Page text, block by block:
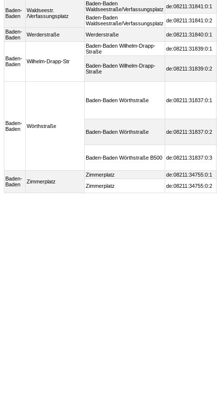
Baden-
Baden
Waldseestr.
/Verfassungsplatz
Baden-Baden
Waldseestraße/Verfassungsplatz de:08211:31841:0:1
Baden-Baden
Waldseestraße/Verfassungsplatz de:08211:31841:0:2
Baden-
Baden
Werderstraße Werderstraße de:08211:31840:0:1
Baden-
Baden
Wilhelm-Drapp-Str
Baden-Baden Wilhelm-Drapp-
Straße
de:08211:31839:0:1
Baden-Baden Wilhelm-Drapp-
Straße
de:08211:31839:0:2
Baden-
Baden
Wörthstraße
Baden-Baden Wörthstraße de:08211:31837:0:1
Baden-Baden Wörthstraße de:08211:31837:0:2
Baden-Baden Wörthstraße B500 de:08211:31837:0:3
Baden-
Baden
Zimmerplatz
Zimmerplatz
de:08211:34755:0:1
Zimmerplatz
de:08211:34755:0:2